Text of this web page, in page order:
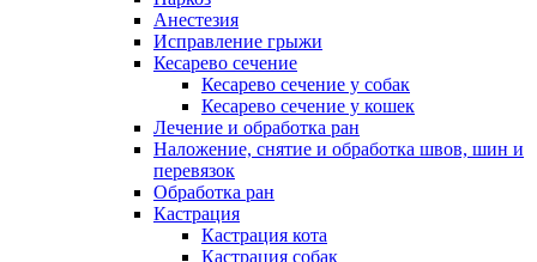
Анестезия
Исправление грыжи
Кесарево сечение
Кесарево сечение у собак
Кесарево сечение у кошек
Лечение и обработка ран
Наложение, снятие и обработка швов, шин и
перевязок
Обработка ран
Кастрация
Кастрация кота
Кастрация собак